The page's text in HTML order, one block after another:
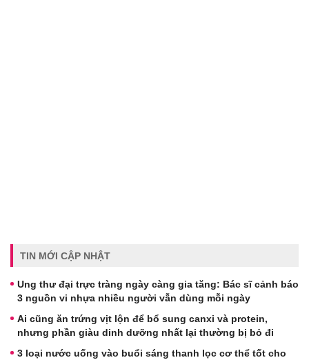
TIN MỚI CẬP NHẬT
Ung thư đại trực tràng ngày càng gia tăng: Bác sĩ cảnh báo
3 nguồn vi nhựa nhiều người vẫn dùng mỗi ngày
Ai cũng ăn trứng vịt lộn để bổ sung canxi và protein,
nhưng phần giàu dinh dưỡng nhất lại thường bị bỏ đi
3 loại nước uống vào buổi sáng thanh lọc cơ thể tốt cho